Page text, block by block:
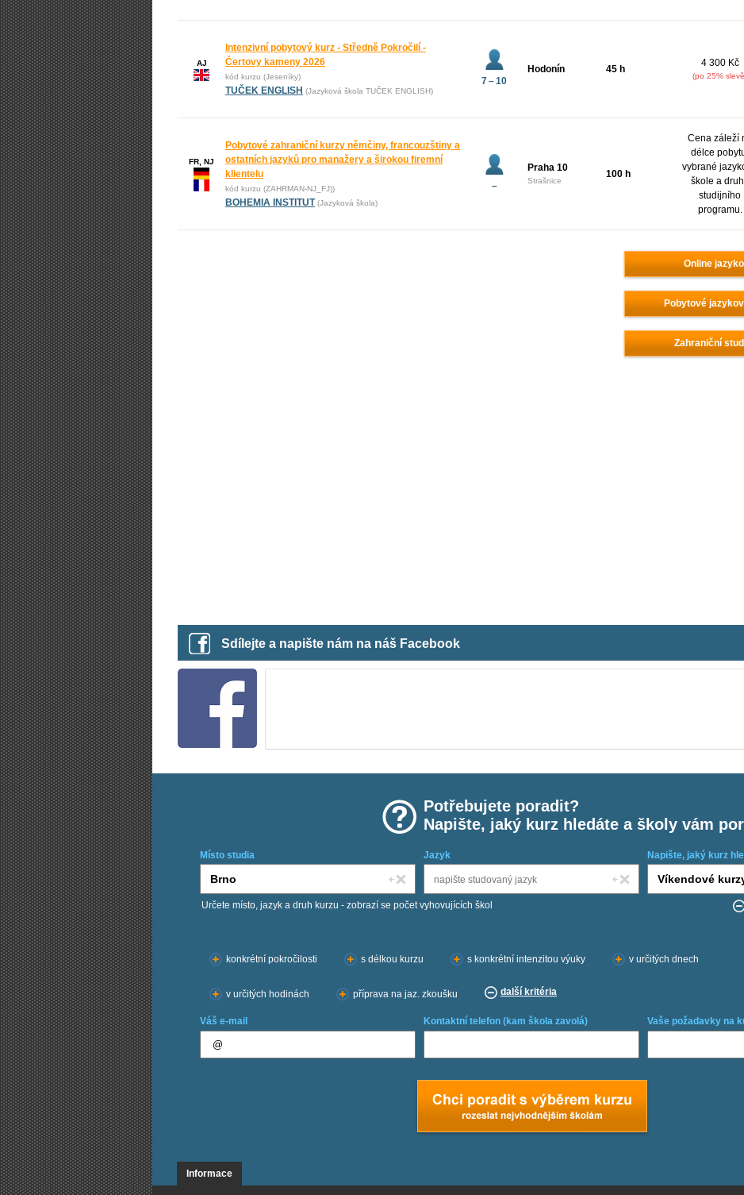
AJ
Intenzivní pobytový kurz - Středně Pokročilí -
Čertovy kameny 2026
kód kurzu (Jeseníky)
TUČEK ENGLISH (Jazyková škola TUČEK ENGLISH)
7 – 10
Hodonín 45 h
4 300 Kč
(po 25%
FR, NJ
Pobytové zahraniční kurzy němčiny, francouzštiny a
ostatních jazyků pro manažery a širokou firemní
klientelu
kód kurzu (ZAHRMAN-NJ_FJ))
BOHEMIA INSTITUT (Jazyková škola)
–
Praha 10
Strašnice
100 h
Cena záleží
délce
vybrané
škole a
studijního
programu.
Online
Pobytové
Zahraniční
Sdílejte a napište nám na náš Facebook
Potřebujete poradit?
Napište, jaký kurz hledáte a školy vám
Místo studia Jazyk Napište, jaký kurz
Určete místo, jazyk a druh kurzu - zobrazí se počet vyhovujících škol
konkrétní pokročilosti
s délkou kurzu s konkrétní intenzitou výuky v určitých dnech
v určitých hodinách příprava na jaz. zkoušku další kritéria
Váš e-mail Kontaktní telefon (kam škola zavolá) Vaše požadavky na
Informace